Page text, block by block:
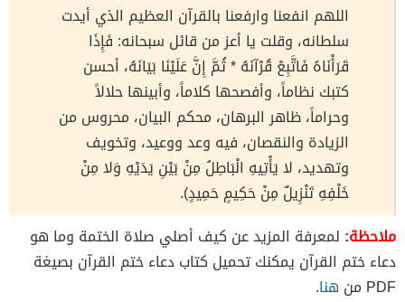
اللهم انفعنا وارفعنا بالقرآن العظيم الذي أيدت
سلطانه، وقلت يا أعز من قائل سبحانه: فَإِذَا
قَرَأْنَاهُ فَاتَّبِعْ قُرْآنَهُ * ثُمَّ إِنَّ عَلَيْنَا بَيَانَهُ، أحسن
كتبك نظاماً، وأفصحها كلاماً، وأبينها حلالاً
وحراماً، ظاهر البرهان، محكم البيان، محروس من
الزيادة والنقصان، فيه وعد ووعيد، وتخويف
وتهديد، لا يَأْتِيهِ الْبَاطِلُ مِنْ بَيْنِ يَدَيْهِ وَلا مِنْ
خَلْفِهِ تَنْزِيلٌ مِنْ حَكِيمٍ حَمِيدٍ).
ملاحظة: لمعرفة المزيد عن كيف أصلي صلاة الختمة وما هو
دعاء ختم القرآن يمكنك تحميل كتاب دعاء ختم القرآن بصيغة
PDF من
هنا.